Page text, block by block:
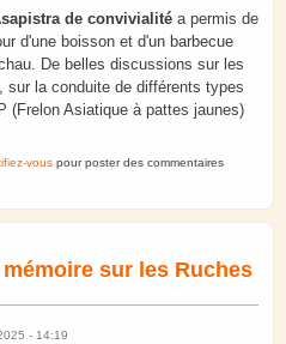
de convivialité a permis de
d'une boisson et d'un barbecue
De belles discussions sur les
la conduite de différents types
(Frelon Asiatique à pattes jaunes)
édition Escovienne
vous pour poster des commentaires
sur les Ruches
- 14:19